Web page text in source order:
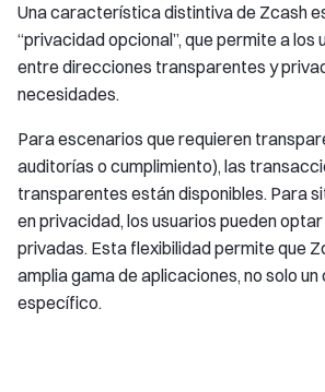
Una característica distintiva de Zcash
“privacidad opcional”, que permite a los
entre direcciones transparentes y
necesidades.
Para escenarios que requieren
auditorías o cumplimiento), las
transparentes están disponibles. Para
en privacidad, los usuarios pueden
privadas. Esta flexibilidad permite que
amplia gama de aplicaciones, no solo un
específico.